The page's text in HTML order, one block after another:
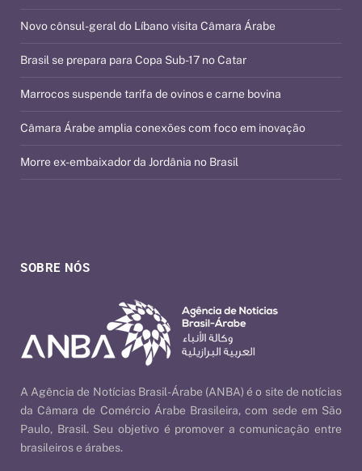
SOBRE NÓS
A Agência de Notícias Brasil-Árabe (ANBA) é o site de notícias
da Câmara de Comércio Árabe Brasileira, com sede em São
Paulo, Brasil. Seu objetivo é promover a comunicação entre
brasileiros e árabes.
Novo cônsul-geral do Líbano visita Câmara Árabe
Brasil se prepara para Copa Sub-17 no Catar
Marrocos suspende tarifa de ovinos e carne bovina
Câmara Árabe amplia conexões com foco em inovação
Morre ex-embaixador da Jordânia no Brasil